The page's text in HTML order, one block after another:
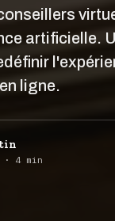
artificielle.
ligne.
4 min